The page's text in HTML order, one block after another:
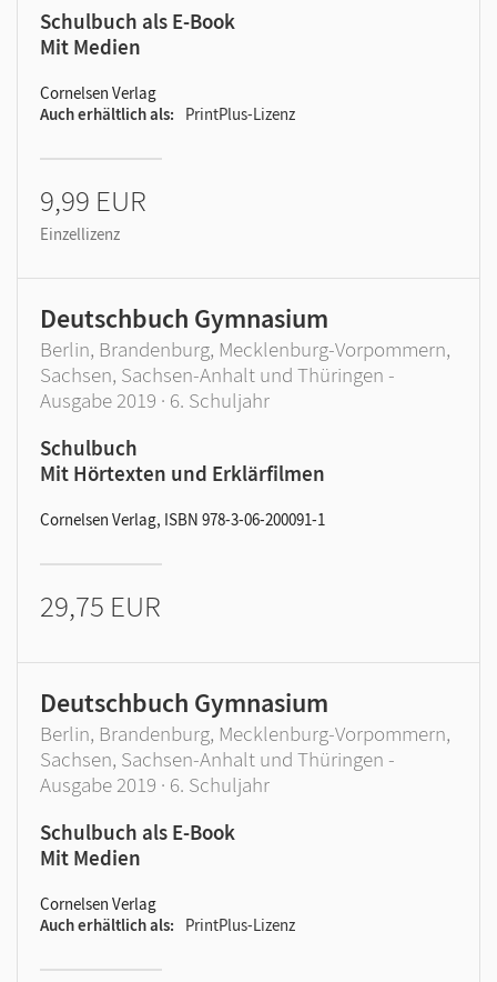
Schulbuch als E-Book
Mit Medien
Cornelsen Verlag
Auch erhältlich als
PrintPlus-Lizenz
9,99 EUR
Einzellizenz
Deutschbuch Gymnasium
Berlin, Brandenburg, Mecklenburg-Vorpommern,
Sachsen, Sachsen-Anhalt und Thüringen -
Ausgabe 2019 · 6. Schuljahr
Schulbuch
Mit Hörtexten und Erklärfilmen
Cornelsen Verlag, ISBN 978-3-06-200091-1
29,75 EUR
Deutschbuch Gymnasium
Berlin, Brandenburg, Mecklenburg-Vorpommern,
Sachsen, Sachsen-Anhalt und Thüringen -
Ausgabe 2019 · 6. Schuljahr
Schulbuch als E-Book
Mit Medien
Cornelsen Verlag
Auch erhältlich als
PrintPlus-Lizenz